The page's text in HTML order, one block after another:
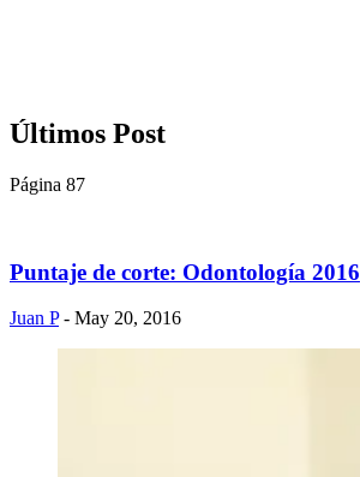
Últimos Post
Página 87
Puntaje de corte: Odontología 2016
Juan P - May 20, 2016